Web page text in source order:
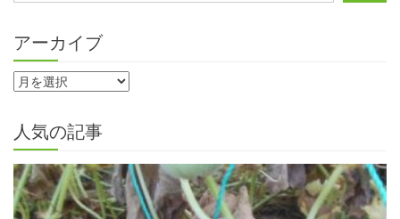
アーカイブ
人気の記事